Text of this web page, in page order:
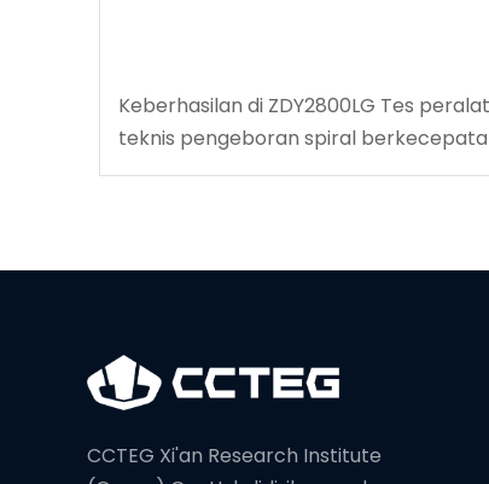
Keberhasilan di ZDY2800LG Tes
teknis pengeboran spiral
tinggi
CCTEG Xi'an Research Institute